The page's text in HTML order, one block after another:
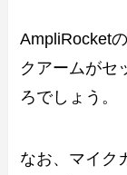
AmpliRocket
クアームがセ
ろでしょう。
なお、マイク